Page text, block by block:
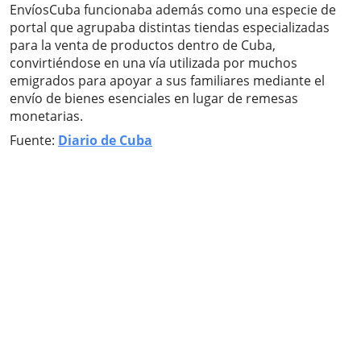
EnvíosCuba funcionaba además como una especie de
portal que agrupaba distintas tiendas especializadas
para la venta de productos dentro de Cuba,
convirtiéndose en una vía utilizada por muchos
emigrados para apoyar a sus familiares mediante el
envío de bienes esenciales en lugar de remesas
monetarias.
Fuente: Diario de Cuba